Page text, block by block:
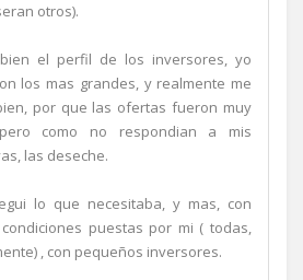
otros).
el perfil de los inversores, yo
los mas grandes, y realmente me
por que las ofertas fueron muy
como no respondian a mis
las deseche.
lo que necesitaba, y mas, con
puestas por mi ( todas,
, con pequeños inversores.